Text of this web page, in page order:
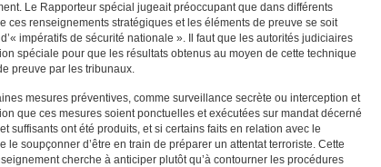
Le Rapporteur spécial jugeait préoccupant que dans différents
ces renseignements stratégiques et les éléments de preuve se soit
impératifs de sécurité nationale ». Il faut que les autorités judiciaires
spéciale pour que les résultats obtenus au moyen de cette technique
preuve par les tribunaux.
mesures préventives, comme surveillance secrète ou interception et
que ces mesures soient ponctuelles et exécutées sur mandat décerné
suffisants ont été produits, et si certains faits en relation avec le
le soupçonner d’être en train de préparer un attentat terroriste. Cette
cherche à anticiper plutôt qu’à contourner les procédures